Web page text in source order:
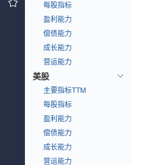
每股指标
盈利能力
偿债能力
成长能力
营运能力
美股
主要指标TTM
每股指标
盈利能力
偿债能力
成长能力
营运能力